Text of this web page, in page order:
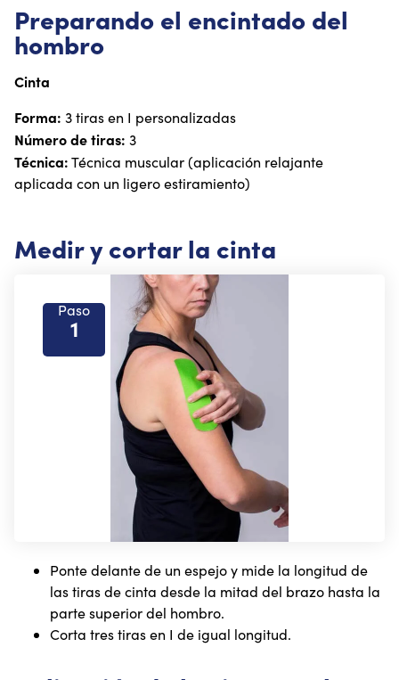
Preparando el encintado del
hombro
Cinta
Forma: 3 tiras en I personalizadas
Número de tiras: 3
Técnica:Técnica muscular (aplicación relajante
aplicada con un ligero estiramiento)
Medir y cortar la cinta
Paso
1
Ponte delante de un espejo y mide la longitud de
las tiras de cinta desde la mitad del brazo hasta la
parte superior del hombro.
Corta tres tiras en I de igual longitud.